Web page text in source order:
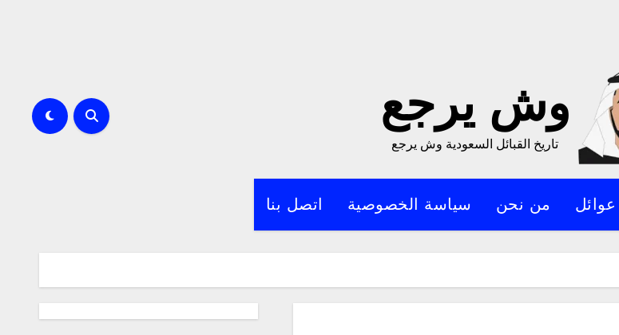
وش يرجع
تاريخ القبائل السعودية وش يرجع
عوائل من نحن سياسة الخصوصية اتصل بنا